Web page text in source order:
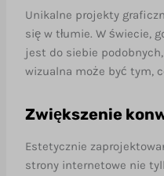
Unikalne projekty
się w tłumie. W świecie,
jest do siebie
wizualna może być tym,
Zwiększenie
Estetycznie
strony internetowe nie